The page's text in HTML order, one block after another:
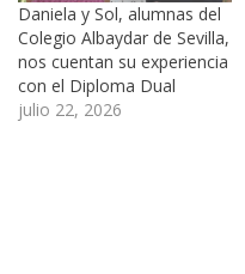
Daniela y Sol, alumnas del
Colegio Albaydar de Sevilla,
nos cuentan su experiencia
con el Diploma Dual
julio 22, 2026